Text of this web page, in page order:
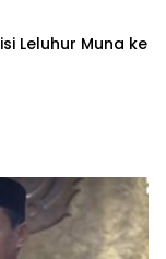
Leluhur Muna ke